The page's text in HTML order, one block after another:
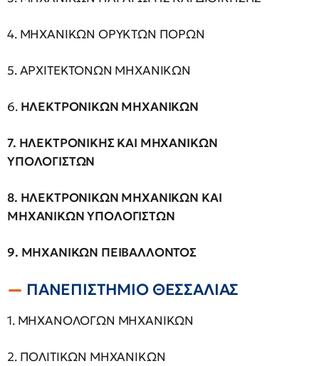
4. ΜΗΧΑΝΙΚΩΝ ΟΡΥΚΤΩΝ ΠΟΡΩΝ
5. ΑΡΧΙΤΕΚΤΟΝΩΝ ΜΗΧΑΝΙΚΩΝ
6. ΗΛΕΚΤΡΟΝΙΚΩΝ ΜΗΧΑΝΙΚΩΝ
7. ΗΛΕΚΤΡΟΝΙΚΗΣ ΚΑΙ ΜΗΧΑΝΙΚΩΝ
ΥΠΟΛΟΓΙΣΤΩΝ
8. ΗΛΕΚΤΡΟΝΙΚΩΝ ΜΗΧΑΝΙΚΩΝ ΚΑΙ
ΜΗΧΑΝΙΚΩΝ ΥΠΟΛΟΓΙΣΤΩΝ
9. ΜΗΧΑΝΙΚΩΝ ΠΕΙΒΑΛΛΟΝΤΟΣ
ΠΑΝΕΠΙΣΤΗΜΙΟ ΘΕΣΣΑΛΙΑΣ
1. ΜΗΧΑΝΟΛΟΓΩΝ ΜΗΧΑΝΙΚΩΝ
2. ΠΟΛΙΤΙΚΩΝ ΜΗΧΑΝΙΚΩΝ